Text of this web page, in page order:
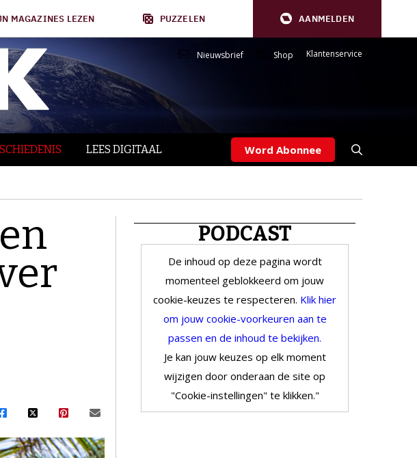
MAGAZINES LEZEN PUZZELEN AANMELDEN
Nieuwsbrief Shop Klantenservice
LEES DIGITAAL Word Abonnee
PODCAST
De inhoud op deze pagina wordt
momenteel geblokkeerd om jouw
cookie-keuzes te respecteren. Klik hier
om jouw cookie-voorkeuren aan te
passen en de inhoud te bekijken.
Je kan jouw keuzes op elk moment
wijzigen door onderaan de site op
"Cookie-instellingen" te klikken."